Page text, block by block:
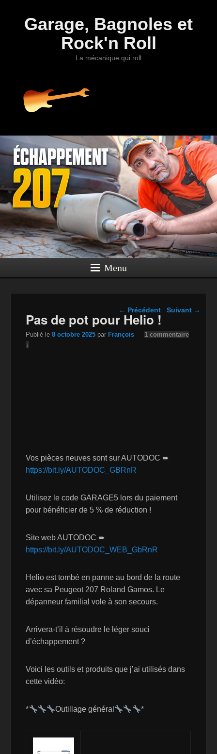
Garage, Bagnoles et
Rock'n Roll
La mécanique qui roll
Menu
Navigation dans les
← Précédent Suivant →
Pas de pot pour Helio !
Publié le8 octobre 2025 par François — 1 commentaire
↓
Vos pièces neuves sont sur AUTODOC ➠
https://bit.ly/AUTODOC_GBRnR
Utilisez le code GARAGE5 lors du paiement
pour bénéficier de 5 % de réduction !
Site web AUTODOC ➠
https://bit.ly/AUTODOC_WEB_GbRnR
Helio est tombé en panne au bord de la route
avec sa Peugeot 207 Roland Gamos. Le
dépanneur familial vole à son secours.
Arrivera-t’il à résoudre le léger souci
d’échappement ?
Voici les outils et produits que j’ai utilisés dans
cette vidéo:
* Outillage général *